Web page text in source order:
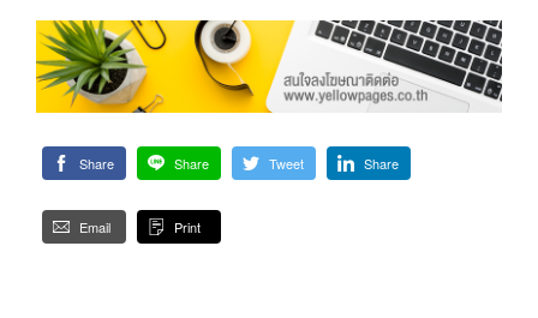
Share Share Tweet Share
Email Print